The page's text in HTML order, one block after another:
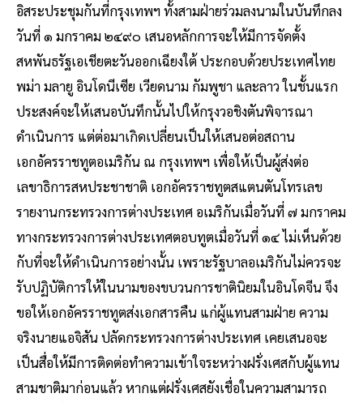
อิสระประชุมกันที่กรุงเทพฯ ทั้งสามฝ่ายร่วมลงนามในบันทึกลง
วันที่ ๑ มกราคม ๒๔๙๐ เสนอหลักการจะให้มีการจัดตั้ง
สหพันธรัฐเอเชียตะวันออกเฉียงใต้ ประกอบด้วยประเทศไทย
พม่า มลายู อินโดนีเซีย เวียดนาม กัมพูชา และลาว ในชั้นแรก
ประสงค์จะให้เสนอบันทึกนั้นไปให้กรุงวอชิงตันพิจารณา
ดำเนินการ แต่ต่อมาเกิดเปลี่ยนเป็นให้เสนอต่อสถาน
เอกอัครราชทูตอเมริกัน ณ กรุงเทพฯ เพื่อให้เป็นผู้ส่งต่อ
เลขาธิการสหประชาชาติ เอกอัครราชทูตสแตนตันโทรเลข
รายงานกระทรวงการต่างประเทศ อเมริกันเมื่อวันที่ ๗ มกราคม
ทางกระทรวงการต่างประเทศตอบทูตเมื่อวันที่ ๑๔ ไม่เห็นด้วย
กับที่จะให้ดำเนินการอย่างนั้น เพราะรัฐบาลอเมริกันไม่ควรจะ
รับปฏิบัติการให้ในนามของขบวนการชาตินิยมในอินโดจีน จึง
ขอให้เอกอัครราชทูตส่งเอกสารคืน แก่ผู้แทนสามฝ่าย ความ
จริงนายแอจิสัน ปลัดกระทรวงการต่างประเทศ เคยเสนอจะ
เป็นสื่อให้มีการติดต่อทำความเข้าใจระหว่างฝรั่งเศสกับผู้แทน
สามชาติมาก่อนแล้ว หากแต่ฝรั่งเศสยังเชื่อในความสามารถ